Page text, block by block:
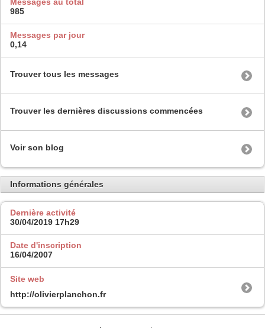
Messages au total
985
Messages par jour
0,14
Trouver tous les messages
Trouver les dernières discussions commencées
Voir son blog
Informations générales
Dernière activité
30/04/2019 17h29
Date d'inscription
16/04/2007
Site web
http://olivierplanchon.fr